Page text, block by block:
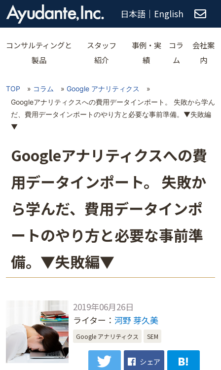
日本語 ｜ English
コンサルティングと
製品
スタッフ
紹介
事例・実
績
コラ
ム
会社案
内
TOP » コラム » Google アナリティクス
»
Googleアナリティクスへの費用データインポート。 失敗から学ん
だ、費用データインポートのやり方と必要な事前準備。▼失敗編
▼
Googleアナリティクスへの費
用データインポート。 失敗か
ら学んだ、費用データインポ
ートのやり方と必要な事前準
備。▼失敗編▼
2019年06月26日
ライター： 河野 芽久美
Google アナリティクス SEM
シェア